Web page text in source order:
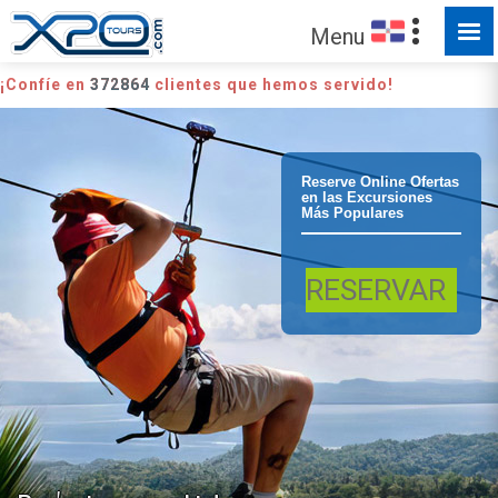
Samana
Tirolesa en
Samaná
Tirolesas
Menu
¡Confíe en 372864 clientes que hemos servido!
Reserve Online Ofertas
en las Excursiones
Más Populares
RESERVAR